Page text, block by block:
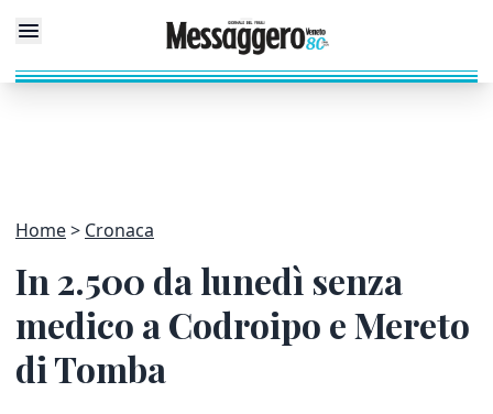
Home Cronaca
In 2.500 da lunedì senza
medico a Codroipo e Mereto
di Tomba